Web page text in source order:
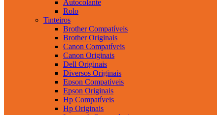
Autocolante
Rolo
Tinteiros
Brother Compatíveis
Brother Originais
Canon Compatíveis
Canon Originais
Dell Originais
Diversos Originais
Epson Compatíveis
Epson Originais
Hp Compatíveis
Hp Originais